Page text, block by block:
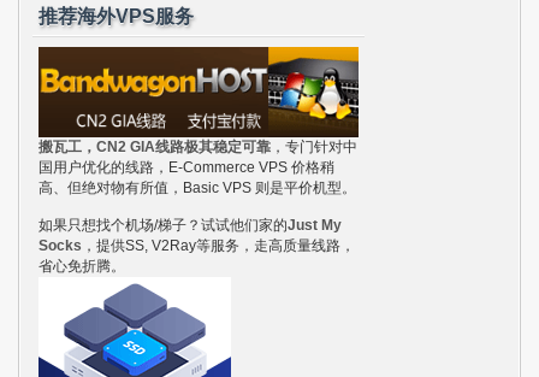
推荐海外VPS服务
搬瓦工，CN2 GIA线路极其稳定可靠 ，专门针对中
国用户优化的线路，E-Commerce VPS 价格稍
高、但绝对物有所值，Basic VPS 则是平价机型。
如果只想找个机场/梯子？试试他们家的Just My
Socks ，提供SS, V2Ray等服务，走高质量线路，
省心免折腾。